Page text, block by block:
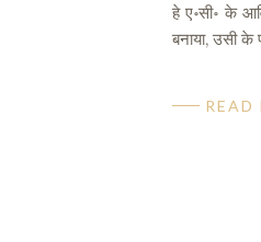
हे ए॰सी॰ के
बनाया, उसी के
READ